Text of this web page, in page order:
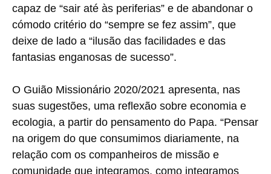
capaz de “sair até às periferias” e de abandonar o
cómodo critério do “sempre se fez assim”, que
deixe de lado a “ilusão das facilidades e das
fantasias enganosas de sucesso”.
O Guião Missionário 2020/2021 apresenta, nas
suas sugestões, uma reflexão sobre economia e
ecologia, a partir do pensamento do Papa. “Pensar
na origem do que consumimos diariamente, na
relação com os companheiros de missão e
comunidade que integramos, como integramos